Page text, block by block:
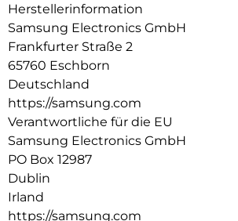
schnell bereit für den nächsten
weitere Runde Gaming bist.
Google Gemini hast du smarte AI-
griffbereit. Erledige Aufgaben, finde
organisiere deinen Alltag – bequem und
ständigzwischen Apps wechseln zu
Notes kannst du zudem alles, was dir
notieren, strukturieren und jederzeit
Integriere dein Galaxy Tab A11 auch in
Ecosystem, damit all deine Galaxy Geräte
zusammenarbeiten können. Entdecke mit
A11 einen Allrounder für deinen Tag, der
Herstellerinformation
Samsung Electronics GmbH
Frankfurter Straße 2
65760 Eschborn
Deutschland
https://samsung.com
Verantwortliche für die EU
Samsung Electronics GmbH
PO Box 12987
Dublin
Irland
https://samsung.com